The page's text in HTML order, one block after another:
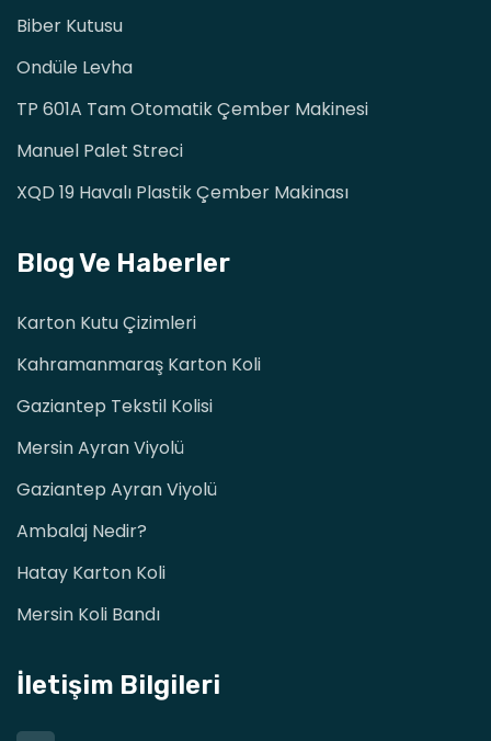
Biber Kutusu
Ondüle Levha
TP 601A Tam Otomatik Çember Makinesi
Manuel Palet Streci
XQD 19 Havalı Plastik Çember Makinası
Blog Ve Haberler
Karton Kutu Çizimleri
Kahramanmaraş Karton Koli
Gaziantep Tekstil Kolisi
Mersin Ayran Viyolü
Gaziantep Ayran Viyolü
Ambalaj Nedir?
Hatay Karton Koli
Mersin Koli Bandı
İletişim Bilgileri